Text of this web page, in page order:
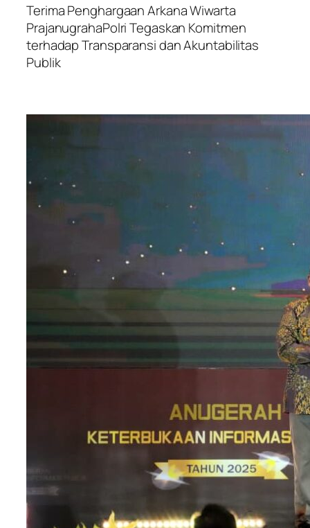
Terima Penghargaan Arkana Wiwarta
PrajanugrahaPolri Tegaskan Komitmen
terhadap Transparansi dan Akuntabilitas
Publik